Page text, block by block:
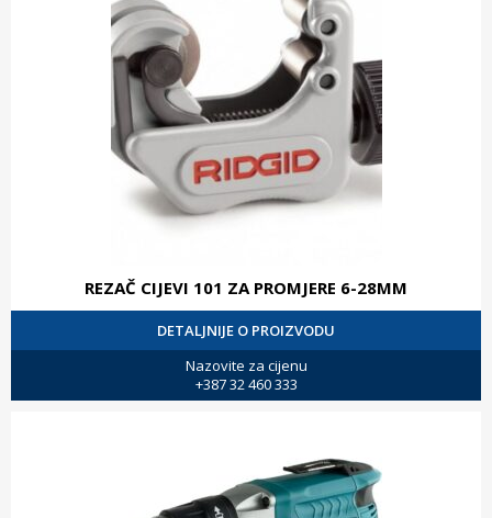
REZAČ CIJEVI 101 ZA PROMJERE 6-28MM
DETALJNIJE O PROIZVODU
Nazovite za cijenu
+387 32 460 333